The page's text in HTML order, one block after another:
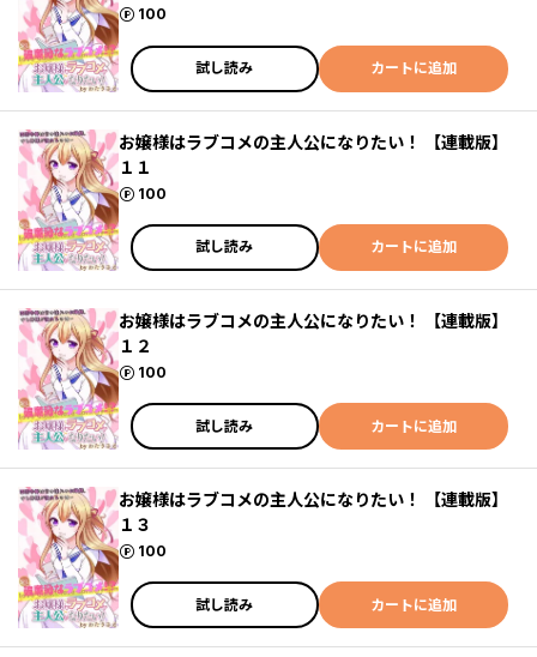
100
ポイント
試し読み カートに追加
お嬢様はラブコメの主人公になりたい！ 【連載版】
１１
100
ポイント
試し読み カートに追加
お嬢様はラブコメの主人公になりたい！ 【連載版】
１２
100
ポイント
試し読み カートに追加
お嬢様はラブコメの主人公になりたい！ 【連載版】
１３
100
ポイント
試し読み カートに追加